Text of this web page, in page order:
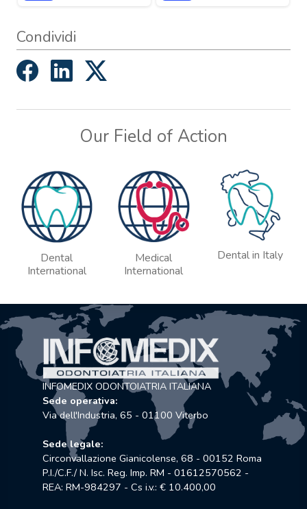
Condividi
Our Field of Action
Dental
International
Medical
International
Dental in Italy
INFOMEDIX ODONTOIATRIA ITALIANA
Sede operativa:
Via dell'Industria, 65 - 01100 Viterbo
Sede legale:
Circonvallazione Gianicolense, 68 - 00152 Roma
P.I./C.F./ N. Isc. Reg. Imp. RM - 01612570562 -
REA: RM-984297 - Cs i.v.: € 10.400,00